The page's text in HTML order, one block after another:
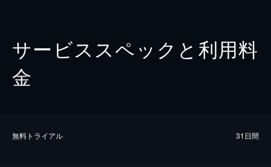
サービススペックと利用料
金
無料トライアル 31日間